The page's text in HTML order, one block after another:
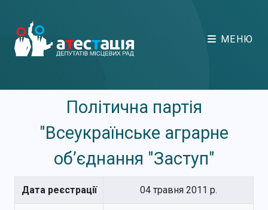
МЕНЮ
Політична партія
"Всеукраїнське аграрне
об’єднання "Заступ"
Дата реєстрації 04 травня 2011 р.